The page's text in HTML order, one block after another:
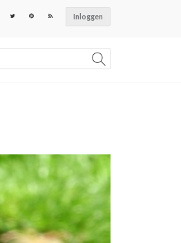
Inloggen